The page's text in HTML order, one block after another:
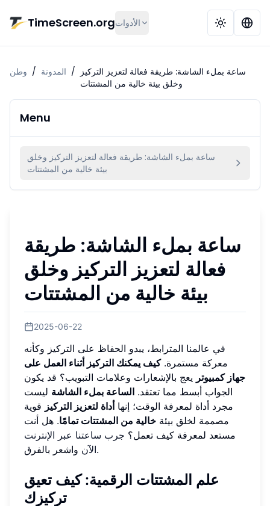
TimeScreen.orgالأدوات
وطن / المدونة / ساعة بملء الشاشة: طريقة فعالة لتعزيز التركيز
وخلق بيئة خالية من المشتتات
Menu
ساعة بملء الشاشة: طريقة فعالة لتعزيز التركيز وخلق
بيئة خالية من المشتتات
ساعة بملء الشاشة: طريقة
فعالة لتعزيز التركيز وخلق
بيئة خالية من المشتتات
2025-06-22
في عالمنا المترابط، يبدو الحفاظ على التركيز وكأنه
معركة مستمرة.كيف يمكنك التركيز أثناء العمل على
جهاز كمبيوتر يعج بالإشعارات وعلامات التبويب؟ قد يكون
الجواب أبسط مما تعتقد. الساعة بملء الشاشة ليست
مجرد أداة لمعرفة الوقت؛ إنهاأداة لتعزيز التركيز قوية
مصممة لخلق بيئة خالية من المشتتات تمامًا. هل أنت
مستعد لمعرفة كيف تعمل؟ جرب ساعتنا عبر الإنترنت
الآنواشعر بالفرق.
علم المشتتات الرقمية: كيف تعيق
تركيزك